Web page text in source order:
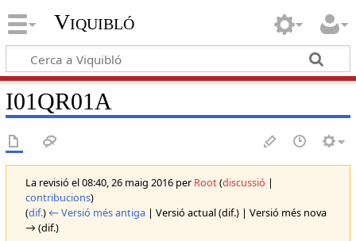
Viquibló
I01QR01A
La revisió el 08:40, 26 maig 2016 per Root(discussió |
contribucions)
(dif.) ← Versió més antiga| Versió actual (dif.) | Versió més nova
→ (dif.)